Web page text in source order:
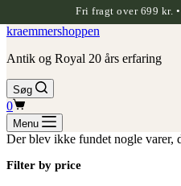
Fri fragt over 699 kr.
kraemmershoppen
Antik og Royal 20 års erfaring
Søg
Indkøbskurv
0
Menu
Der blev ikke fundet nogle varer,
Filter by price